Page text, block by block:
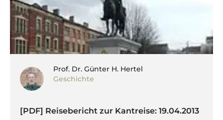
Prof. Dr. Günter H. Hertel
Geschichte
[PDF] Reisebericht zur Kantreise: 19.04.2013